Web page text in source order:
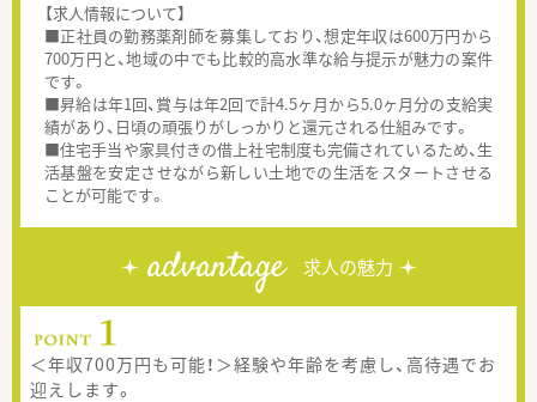
【求人情報について】
■正社員の勤務薬剤師を募集しており、想定年収は600万円から
700万円と、地域の中でも比較的高水準な給与提示が魅力の案件
です。
■昇給は年1回、賞与は年2回で計4.5ヶ月から5.0ヶ月分の支給実
績があり、日頃の頑張りがしっかりと還元される仕組みです。
■住宅手当や家具付きの借上社宅制度も完備されているため、生
活基盤を安定させながら新しい土地での生活をスタートさせる
ことが可能です。
advantage 求人の魅力
＜年収700万円も可能！＞経験や年齢を考慮し、高待遇でお
迎えします。